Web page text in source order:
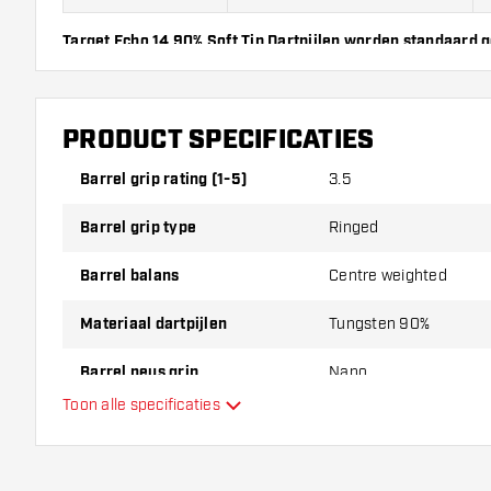
Target Echo 14 90% Soft Tip Dartpijlen worden standaard
PRODUCT SPECIFICATIES
Barrel grip rating (1-5) 3.5
Barrel grip type Ringed
Barrel balans Centre weighted
Materiaal dartpijlen Tungsten 90%
Barrel neus grip Nano
Toon alle specificaties